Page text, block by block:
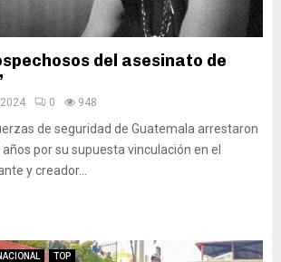
del asesinato de
0 948
de seguridad de Guatemala arrestaron
por su supuesta vinculación en el
y creador...
TOP